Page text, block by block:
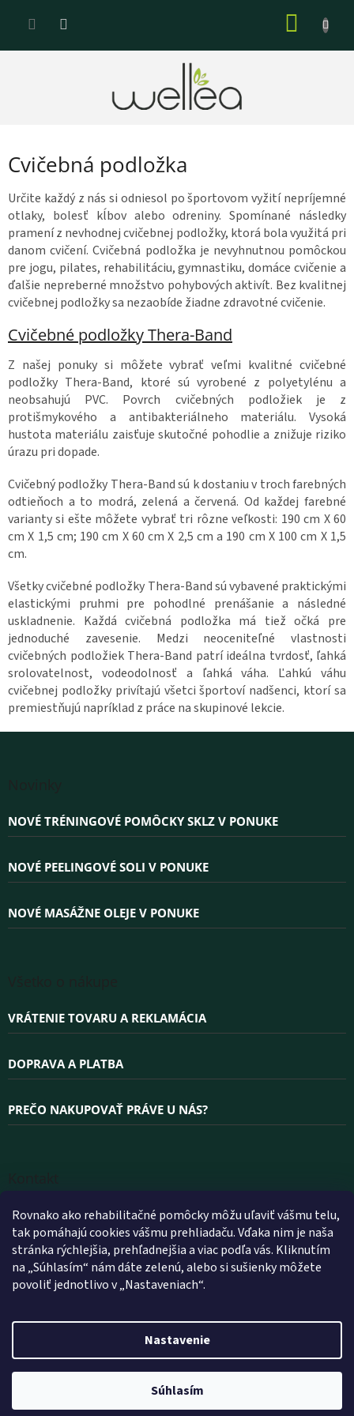
Rovnako ako rehabilitačné pomôcky môžu uľaviť vášmu telu,
tak pomáhajú cookies vášmu prehliadaču. Vďaka nim je naša
stránka rýchlejšia, prehľadnejšia a viac podľa vás. Kliknutím
na „Súhlasím“ nám dáte zelenú, alebo si sušienky môžete
povoliť jednotlivo v „Nastaveniach“.
Nastavenie
Súhlasím
Cvičebná podložka
Určite každý z nás si odniesol po športovom vyžití nepríjemné
otlaky, bolesť kĺbov alebo odreniny. Spomínané následky
pramení z nevhodnej cvičebnej podložky, ktorá bola využitá pri
danom cvičení. Cvičebná podložka je nevyhnutnou pomôckou
pre jogu, pilates, rehabilitáciu, gymnastiku, domáce cvičenie a
ďalšie nepreberné množstvo pohybových aktivít. Bez kvalitnej
cvičebnej podložky sa nezaobíde žiadne zdravotné cvičenie.
Cvičebné podložky Thera-Band
Z našej ponuky si môžete vybrať veľmi kvalitné cvičebné
podložky Thera-Band, ktoré sú vyrobené z polyetylénu a
neobsahujú PVC. Povrch cvičebných podložiek je z
protišmykového a antibakteriálneho materiálu. Vysoká
hustota materiálu zaisťuje skutočné pohodlie a znižuje riziko
úrazu pri dopade.
Cvičebný podložky Thera-Band sú k dostaniu v troch farebných
odtieňoch a to modrá, zelená a červená. Od každej farebné
varianty si ešte môžete vybrať tri rôzne veľkosti: 190 cm X 60
cm X 1,5 cm; 190 cm X 60 cm X 2,5 cm a 190 cm X 100 cm X 1,5
cm.
Všetky cvičebné podložky Thera-Band sú vybavené praktickými
elastickými pruhmi pre pohodlné prenášanie a následné
uskladnenie. Každá cvičebná podložka má tiež očká pre
jednoduché zavesenie. Medzi neoceniteľné vlastnosti
cvičebných podložiek Thera-Band patrí ideálna tvrdosť, ľahká
srolovatelnost, vodeodolnosť a ľahká váha. Ľahkú váhu
cvičebnej podložky privítajú všetci športoví nadšenci, ktorí sa
premiestňujú napríklad z práce na skupinové lekcie.
NOVÉ TRÉNINGOVÉ POMÔCKY SKLZ V PONUKE
NOVÉ PEELINGOVÉ SOLI V PONUKE
NOVÉ MASÁŽNE OLEJE V PONUKE
VRÁTENIE TOVARU A REKLAMÁCIA
DOPRAVA A PLATBA
PREČO NAKUPOVAŤ PRÁVE U NÁS?
INFO@WELLEA.SK
+420 800 200 900
+420 602 112 602
FACEBOOK
Vytvoril Shoptet